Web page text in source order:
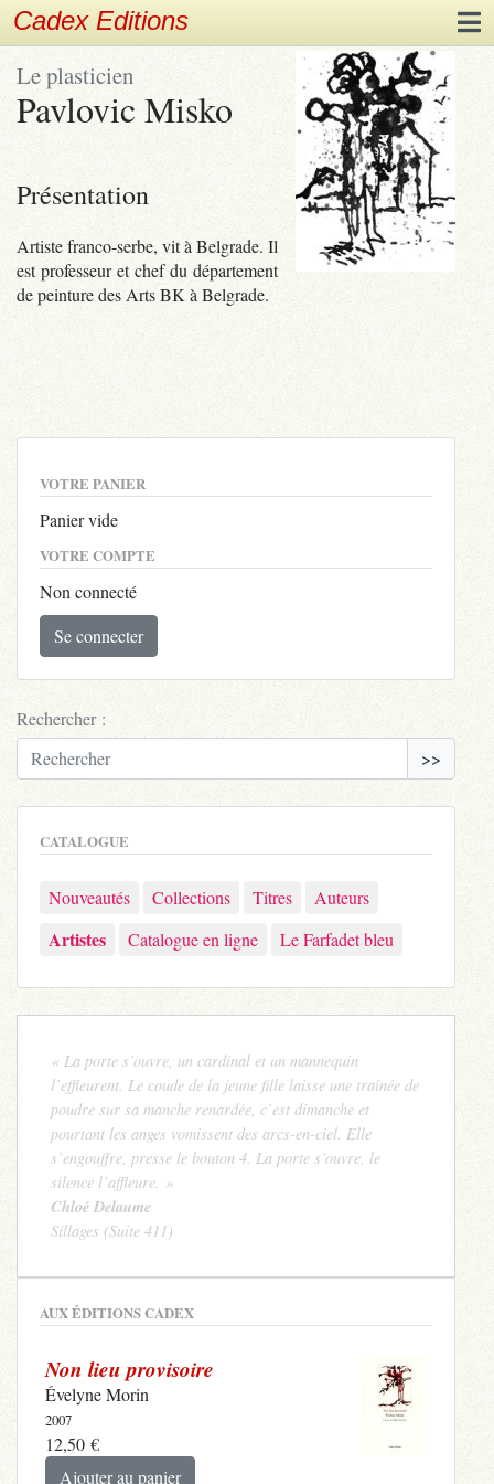
Cadex Editions
Le plasticien
Pavlovic Misko
Présentation
Artiste franco-serbe, vit à Belgrade. Il
est professeur et chef du département
de peinture des Arts BK à Belgrade.
VOTRE PANIER
Panier vide
VOTRE COMPTE
Non connecté
Se connecter
Rechercher :
>>
CATALOGUE
Nouveautés Collections Titres Auteurs
Artistes Catalogue en ligne Le Farfadet bleu
« La porte s’ouvre, un cardinal et un mannequin
l’effleurent. Le coude de la jeune fille laisse une traînée de
poudre sur sa manche renardée, c’est dimanche et
pourtant les anges vomissent des arcs-en-ciel. Elle
s’engouffre, presse le bouton 4. La porte s’ouvre, le
silence l’affleure. »
Chloé Delaume
Sillages (Suite 411)
AUX ÉDITIONS CADEX
Non lieu provisoire
Évelyne Morin
2007
12,50 €
Ajouter au panier